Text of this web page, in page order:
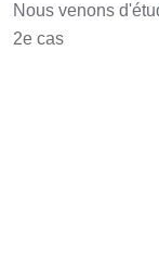
Nous venons
2e cas